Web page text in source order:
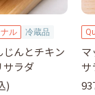
ル 冷蔵品
んとチキン
サラダ
)
マ
サ